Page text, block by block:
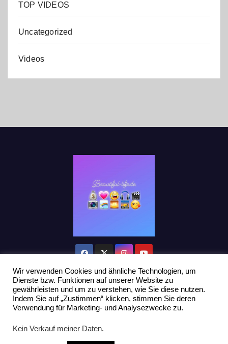
TOP VIDEOS
Uncategorized
Videos
Stolz präsentiert von WordPress|Theme: Newsup vonThemeansar
Home Datenschutzerklärung
Wir verwenden Cookies und ähnliche Technologien, um
Dienste bzw. Funktionen auf unserer Website zu
gewährleisten und um zu verstehen, wie Sie diese nutzen.
Indem Sie auf „Zustimmen“ klicken, stimmen Sie deren
Verwendung für Marketing- und Analysezwecke zu.
Kein Verkauf meiner Daten.